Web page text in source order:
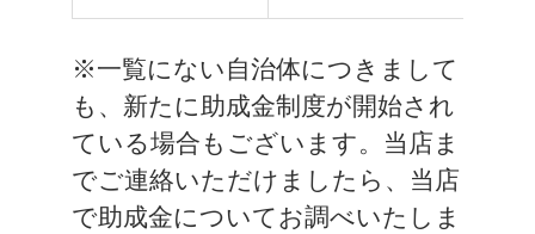
※一覧にない自治体につきまして
も、新たに助成金制度が開始され
ている場合もございます。当店ま
でご連絡いただけましたら、当店
で助成金についてお調べいたしま